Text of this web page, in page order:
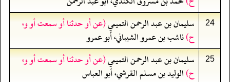
24 سليمان بن عبد الرحمن التميمي(عن أو حدثنا أو سمعت أو و،
ح)ناشب بن عمرو الشيباني، أبو عمرو
25 سليمان بن عبد الرحمن التميمي(عن أو حدثنا أو سمعت أو و،
ح)الوليد بن مسلم القرشي، أبو العباس